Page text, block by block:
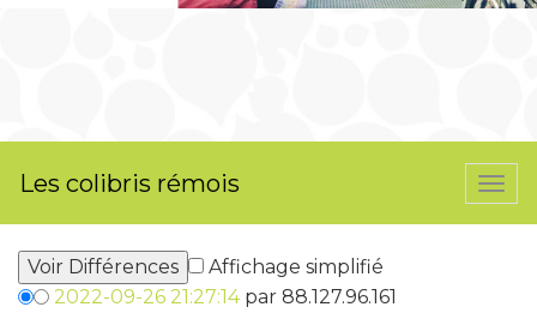
Les colibris rémois
Affichage simplifié
2022-09-26 21:27:14par 88.127.96.161